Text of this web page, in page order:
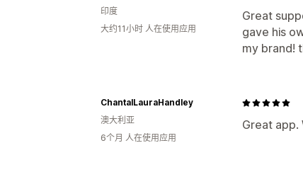
Great
gave his
my brand!
印度
大约11小时 人在使用应用
Great
ChantalLauraHandley
澳大利亚
6个月 人在使用应用